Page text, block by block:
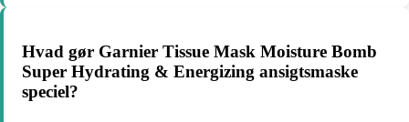
Hvad gør Garnier Tissue Mask Moisture Bomb
Super Hydrating & Energizing ansigtsmaske
speciel?